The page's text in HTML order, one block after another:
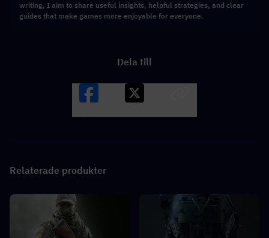
writing, I aim to share useful insights, helpful strategies, and clear
guides that make games more enjoyable for everyone.
Dela till
Relaterade produkter